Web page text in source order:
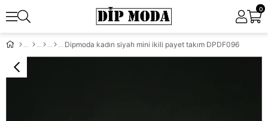
0
Dipmoda kadın siyah mini ikili payet takım DPDF096